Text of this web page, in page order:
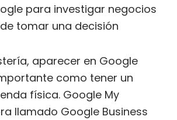
para investigar negocios
tomar una decisión
aparecer en Google
como tener un
física. Google My
llamado Google Business